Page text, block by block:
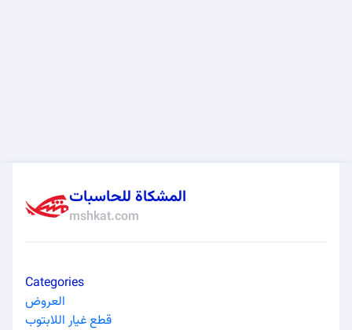
المشكاة للحاسبات
mshkat.com
Categories
العروض
قطع غيار اللابتوب